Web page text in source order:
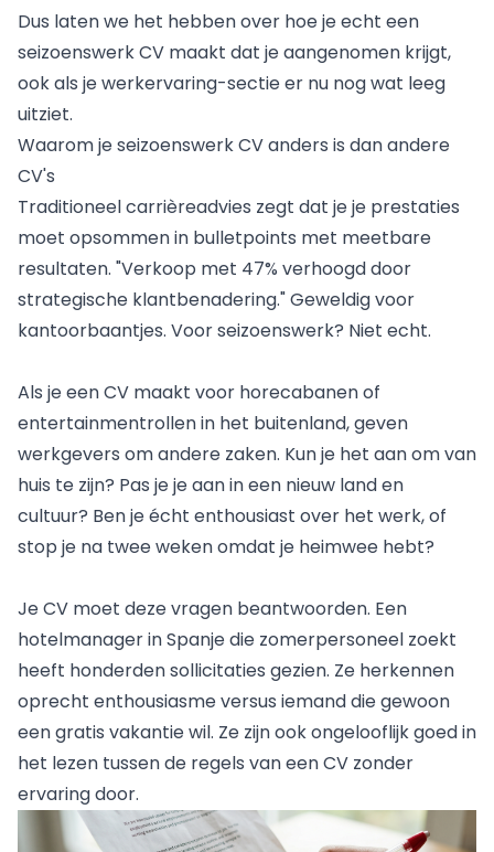
Dus laten we het hebben over hoe je echt een
seizoenswerk CV maakt dat je aangenomen krijgt,
ook als je werkervaring-sectie er nu nog wat leeg
uitziet.
Waarom je seizoenswerk CV anders is dan andere
CV's
Traditioneel carrièreadvies zegt dat je je prestaties
moet opsommen in bulletpoints met meetbare
resultaten. "Verkoop met 47% verhoogd door
strategische klantbenadering." Geweldig voor
kantoorbaantjes. Voor seizoenswerk? Niet echt.
Als je een CV maakt voor horecabanen of
entertainmentrollen in het buitenland, geven
werkgevers om andere zaken. Kun je het aan om van
huis te zijn? Pas je je aan in een nieuw land en
cultuur? Ben je écht enthousiast over het werk, of
stop je na twee weken omdat je heimwee hebt?
Je CV moet deze vragen beantwoorden. Een
hotelmanager inSpanjedie zomerpersoneel zoekt
heeft honderden sollicitaties gezien. Ze herkennen
oprecht enthousiasme versus iemand die gewoon
een gratis vakantie wil. Ze zijn ook ongelooflijk goed in
het lezen tussen de regels van eenCV zonder
ervaringdoor.